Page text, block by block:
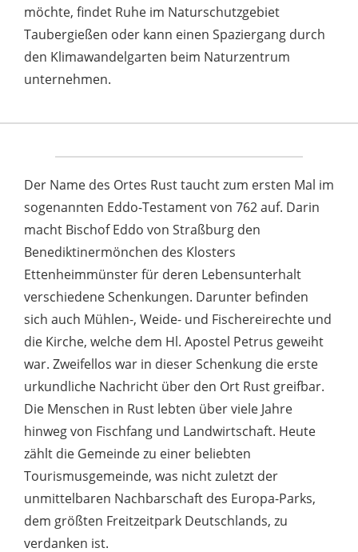
möchte, findet Ruhe im Naturschutzgebiet
Taubergießen oder kann einen Spaziergang durch
den Klimawandelgarten beim Naturzentrum
unternehmen.
Der Name des Ortes Rust taucht zum ersten Mal im
sogenannten Eddo-Testament von 762 auf. Darin
macht Bischof Eddo von Straßburg den
Benediktinermönchen des Klosters
Ettenheimmünster für deren Lebensunterhalt
verschiedene Schenkungen. Darunter befinden
sich auch Mühlen-, Weide- und Fischereirechte und
die Kirche, welche dem Hl. Apostel Petrus geweiht
war. Zweifellos war in dieser Schenkung die erste
urkundliche Nachricht über den Ort Rust greifbar.
Die Menschen in Rust lebten über viele Jahre
hinweg von Fischfang und Landwirtschaft. Heute
zählt die Gemeinde zu einer beliebten
Tourismusgemeinde, was nicht zuletzt der
unmittelbaren Nachbarschaft des Europa-Parks,
dem größten Freitzeitpark Deutschlands, zu
verdanken ist.